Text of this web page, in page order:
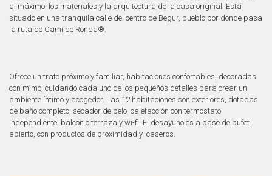
al máximo los materiales y la arquitectura de la casa original. Está
situado en una tranquila calle del centro de Begur, pueblo por donde pasa
la ruta de Camí de Ronda®.
Ofrece un trato próximo y familiar, habitaciones confortables, decoradas
con mimo, cuidando cada uno de los pequeños detalles para crear un
ambiente íntimo y acogedor. Las 12 habitaciones son exteriores, dotadas
de baño completo, secador de pelo, calefacción con termostato
independiente, balcón o terraza y wi-fi. El desayuno es a base de bufet
abierto, con productos de proximidad y caseros.